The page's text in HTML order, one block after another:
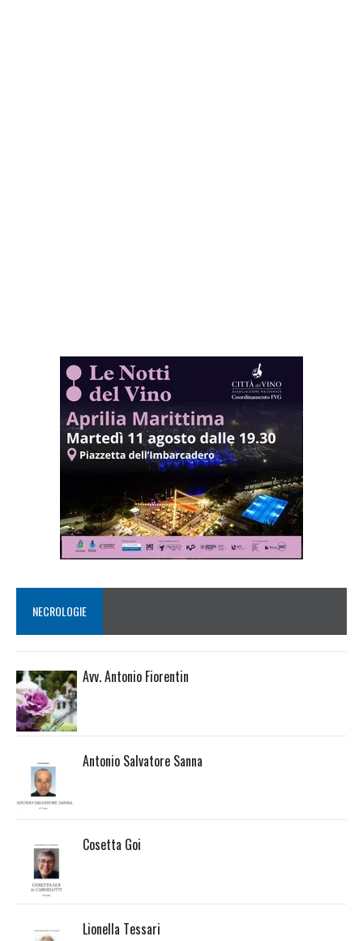
NECROLOGIE
Avv. Antonio Fiorentin
Antonio Salvatore Sanna
Cosetta Goi
Lionella Tessari